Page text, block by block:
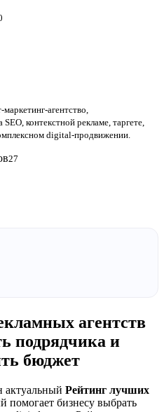
контекстной рекламе, таргете,
digital‑продвижении.
27
агентств
подрядчика и
бюджет
актуальный Рейтинг лучших
помогает бизнесу выбрать